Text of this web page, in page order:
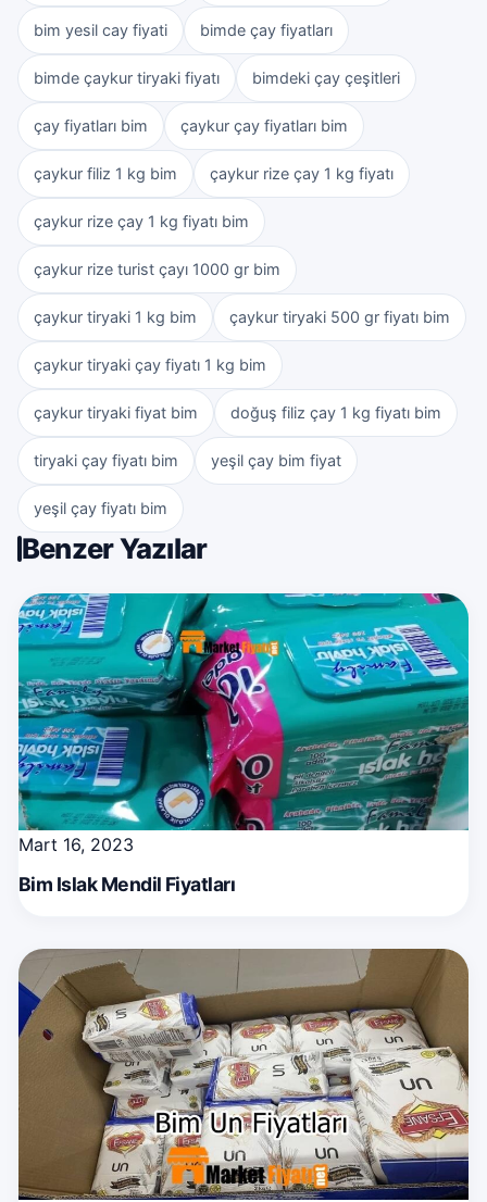
bim yesil cay fiyati bimde çay fiyatları
bimde çaykur tiryaki fiyatı bimdeki çay çeşitleri
çay fiyatları bim çaykur çay fiyatları bim
çaykur filiz 1 kg bim çaykur rize çay 1 kg fiyatı
çaykur rize çay 1 kg fiyatı bim
çaykur rize turist çayı 1000 gr bim
çaykur tiryaki 1 kg bim çaykur tiryaki 500 gr fiyatı bim
çaykur tiryaki çay fiyatı 1 kg bim
çaykur tiryaki fiyat bim doğuş filiz çay 1 kg fiyatı bim
tiryaki çay fiyatı bim yeşil çay bim fiyat
yeşil çay fiyatı bim
Benzer Yazılar
Mart 16, 2023
Bim Islak Mendil Fiyatları